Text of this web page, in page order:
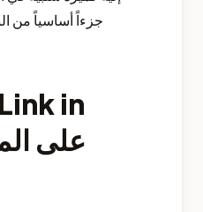
جزءاً أساسياً من